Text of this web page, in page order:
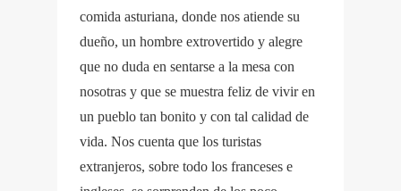
comida asturiana, donde nos atiende su
dueño, un hombre extrovertido y alegre
que no duda en sentarse a la mesa con
nosotras y que se muestra feliz de vivir en
un pueblo tan bonito y con tal calidad de
vida. Nos cuenta que los turistas
extranjeros, sobre todo los franceses e